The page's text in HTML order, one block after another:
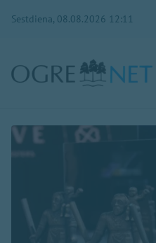
Sestdiena, 08.08.2026 12:11